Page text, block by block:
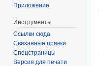
Приложение
Инструменты
Ссылки сюда
Связанные правки
Спецстраницы
Версия для печати